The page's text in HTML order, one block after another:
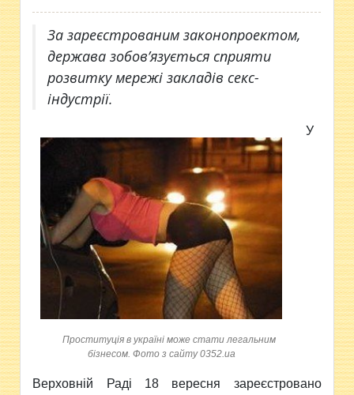
За зареєстрованим законопроектом,
держава зобов’язується сприяти
розвитку мережі закладів секс-
індустрії.
Проституція в україні може стати легальним
бізнесом. Фото з сайту 0352.ua
У
Верховній Раді 18 вересня зареєстровано